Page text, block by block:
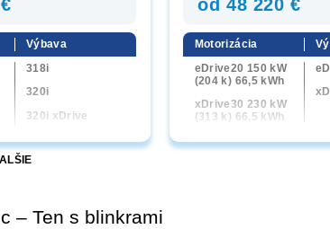
Výbava
318i
320i
320i xDrive
330i xDrive
M340i xDrive
320d
od 48 220 €
Motorizácia
eDrive20 150 kW
(204 k) 66,5 kWh
xDrive30 230 kW
(313 k) 66,5 kWh
– Ten s blinkrami